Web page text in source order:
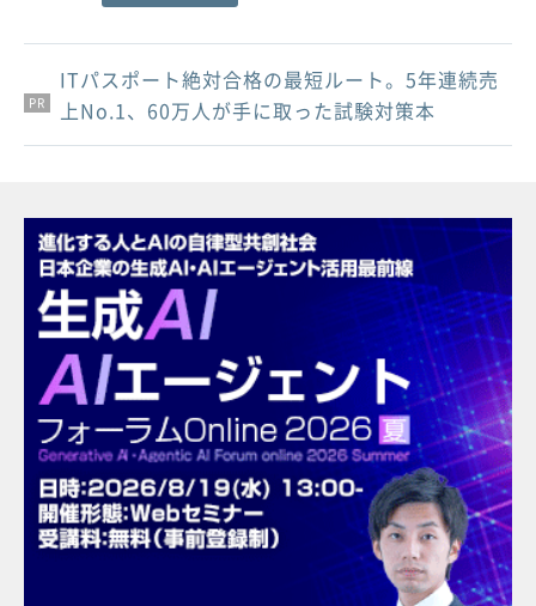
PR
PR
PR
ITパスポート絶対合格の最短ルート。5年連続売
上No.1、60万人が手に取った試験対策本